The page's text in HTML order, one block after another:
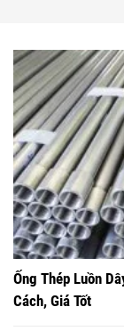
Ống Thép Luồn
Cách, Giá Tốt